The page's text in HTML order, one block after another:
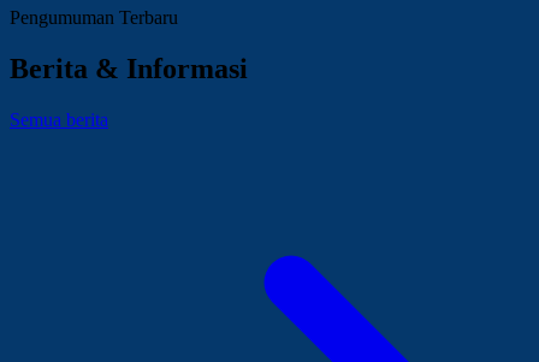
Pengumuman Terbaru
Berita & Informasi
Semua berita